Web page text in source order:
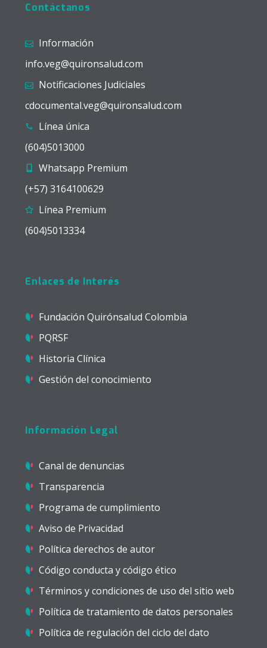
Contáctanos
Información
info.veg@quironsalud.com
Notificaciones Judiciales
cdocumental.veg@quironsalud.com
Línea única
(604)5013000
Whatsapp Premium
(+57) 3164100629
Línea Premium
(604)5013334
Enlaces de Interés
Fundación Quirónsalud Colombia
PQRSF
Historia Clínica
Gestión del conocimiento
Información Legal
Canal de denuncias
Transparencia
Programa de cumplimiento
Aviso de Privacidad
Política derechos de autor
Código conducta y código ético
Términos y condiciones de uso del sitio web
Política de tratamiento de datos personales
Política de regulación del ciclo del dato